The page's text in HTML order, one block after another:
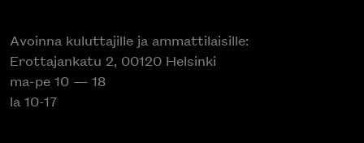
Avoinna kuluttajille ja ammattilaisille:
Erottajankatu 2, 00120 Helsinki
ma-pe 10 — 18
la 10-17